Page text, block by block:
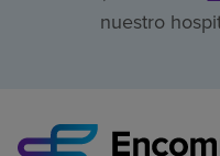
nuestro